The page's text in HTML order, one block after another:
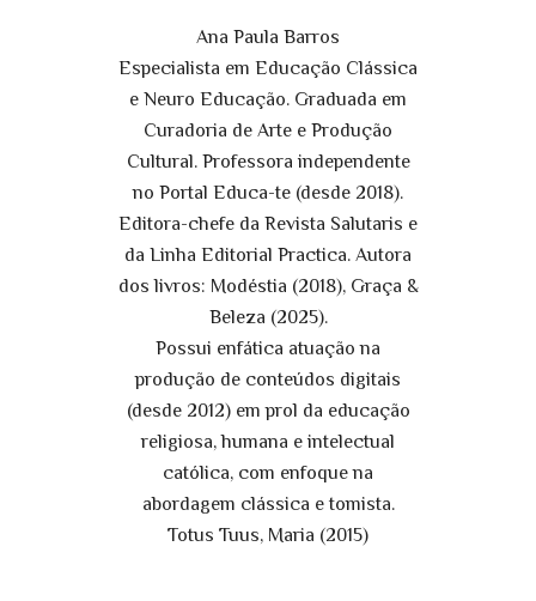
Ana Paula Barros
Especialista em Educação Clássica
e Neuro Educação. Graduada em
Curadoria de Arte e Produção
Cultural. Professora independente
no Portal Educa-te (desde 2018).
Editora-chefe da Revista Salutaris e
da Linha Editorial Practica. Autora
dos livros: Modéstia (2018), Graça &
Beleza (2025).
Possui enfática atuação na
produção de conteúdos digitais
(desde 2012) em prol da educação
religiosa, humana e intelectual
católica, com enfoque na
abordagem clássica e tomista.
Totus Tuus, Maria (2015)